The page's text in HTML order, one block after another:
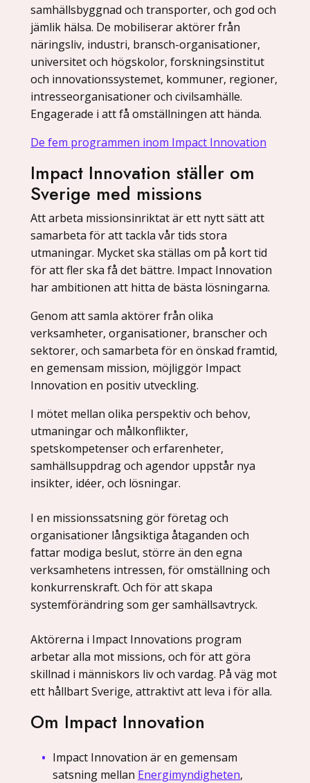
samhällsbyggnad och transporter, och god och
jämlik hälsa. De mobiliserar aktörer från
näringsliv, industri, bransch-organisationer,
universitet och högskolor, forskningsinstitut
och innovationssystemet, kommuner, regioner,
intresseorganisationer och civilsamhälle.
Engagerade i att få omställningen att hända.
De fem programmen inom Impact Innovation
Impact Innovation ställer om
Sverige med missions
Att arbeta missionsinriktat är ett nytt sätt att
samarbeta för att tackla vår tids stora
utmaningar. Mycket ska ställas om på kort tid
för att fler ska få det bättre. Impact Innovation
har ambitionen att hitta de bästa lösningarna.
Genom att samla aktörer från olika
verksamheter, organisationer, branscher och
sektorer, och samarbeta för en önskad framtid,
en gemensam mission, möjliggör Impact
Innovation en positiv utveckling.
I mötet mellan olika perspektiv och behov,
utmaningar och målkonflikter,
spetskompetenser och erfarenheter,
samhällsuppdrag och agendor uppstår nya
insikter, idéer, och lösningar.
I en missionssatsning gör företag och
organisationer långsiktiga åtaganden och
fattar modiga beslut, större än den egna
verksamhetens intressen, för omställning och
konkurrenskraft. Och för att skapa
systemförändring som ger samhällsavtryck.
Aktörerna i Impact Innovations program
arbetar alla mot missions, och för att göra
skillnad i människors liv och vardag. På väg mot
ett hållbart Sverige, attraktivt att leva i för alla.
Om Impact Innovation
Impact Innovation är en gemensam
satsning mellan Energimyndigheten,